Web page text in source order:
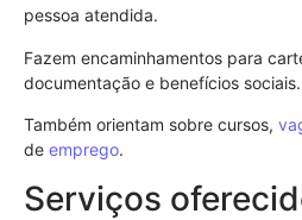
pessoa atendida.
Fazem encaminhamentos para
documentação e benefícios sociais.
Também orientam sobre cursos,
de emprego.
Serviços